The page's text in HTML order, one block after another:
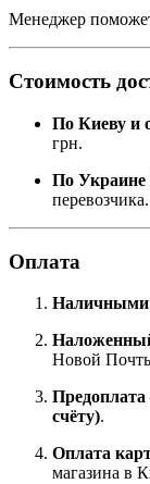
Менеджер
Стоимость
По Киеву и
грн.
По Украине
перевозчика.
Оплата
Наличными
Новой
Предоплата
счёту).
Оплата
магазина в